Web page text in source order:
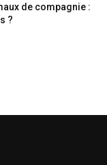
de compagnie :
?